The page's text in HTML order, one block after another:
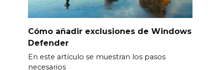
Cómo añadir exclusiones de Windows
Defender
En este artículo se muestran los pasos
necesarios